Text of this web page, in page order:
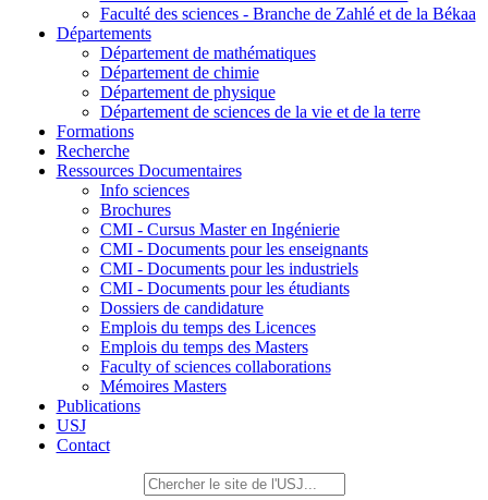
Faculté des sciences - Branche de Zahlé et de la Békaa
Départements
Département de mathématiques
Département de chimie
Département de physique
Département de sciences de la vie et de la terre
Formations
Recherche
Ressources Documentaires
Info sciences
Brochures
CMI - Cursus Master en Ingénierie
CMI - Documents pour les enseignants
CMI - Documents pour les industriels
CMI - Documents pour les étudiants
Dossiers de candidature
Emplois du temps des Licences
Emplois du temps des Masters
Faculty of sciences collaborations
Mémoires Masters
Publications
USJ
Contact